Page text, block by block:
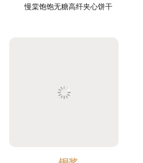
慢棠饱饱无糖高纤夹心饼干